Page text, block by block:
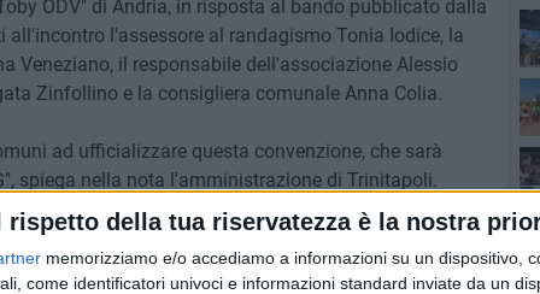
rispetto della tua riservatezza è la nostra
memorizziamo e/o accediamo a informazioni su un dispositivo,
come identificatori univoci e informazioni standard inviate da un
ODV" di Andria, in risposta al bando pubblicato dalla
all'incontro l'assessore al randagismo Tonia Iodice, la
Veneziano, il responsabile dell'associazione Alessio
Zinfollino e la consigliera comunale Anna Colia.
ad ufficializzare questa convenzione, che sarà
spiega nella nota l'amministrazione di Trinitapoli.
nel terzo settore e attiva nel recupero dei cani
in campo tutte le misure necessarie per contrastare il
in difficoltà e promuovendo campagne di